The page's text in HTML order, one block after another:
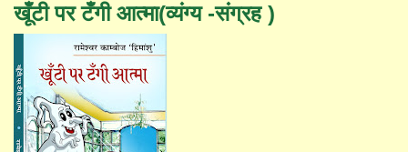
खूँटी पर टँगी आत्मा(व्यंग्य -संग्रह )